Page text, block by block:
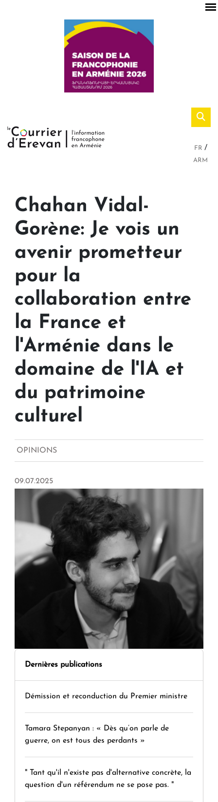
FR
ARM
Chahan Vidal-
Gorène: Je vois un
avenir prometteur
pour la
collaboration entre
la France et
l'Arménie dans le
domaine de l'IA et
du patrimoine
culturel
OPINIONS
09.07.2025
Dernières publications
Démission et reconduction du Premier ministre
Tamara Stepanyan : « Dès qu’on parle de
guerre, on est tous des perdants »
" Tant qu'il n'existe pas d'alternative concrète, la
question d'un référendum ne se pose pas. "